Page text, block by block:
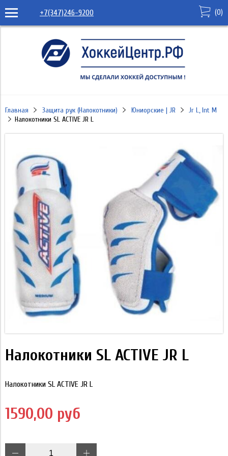
+7(347)246-9200 (0)
Главная Защита рук (Налокотники) Юниорские | JR
Jr L, Int M
Налокотники SL ACTIVE JR L
Налокотники SL ACTIVE JR L
Налокотники SL ACTIVE JR L
1590,00 руб